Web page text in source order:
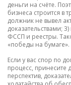
деньги на счёте.
бизнеса строится в
должник не вывел
доказательствами;
ФССП и реестры.
«победы на бумаге».
Если у вас спор по
процесс,
перспектив,